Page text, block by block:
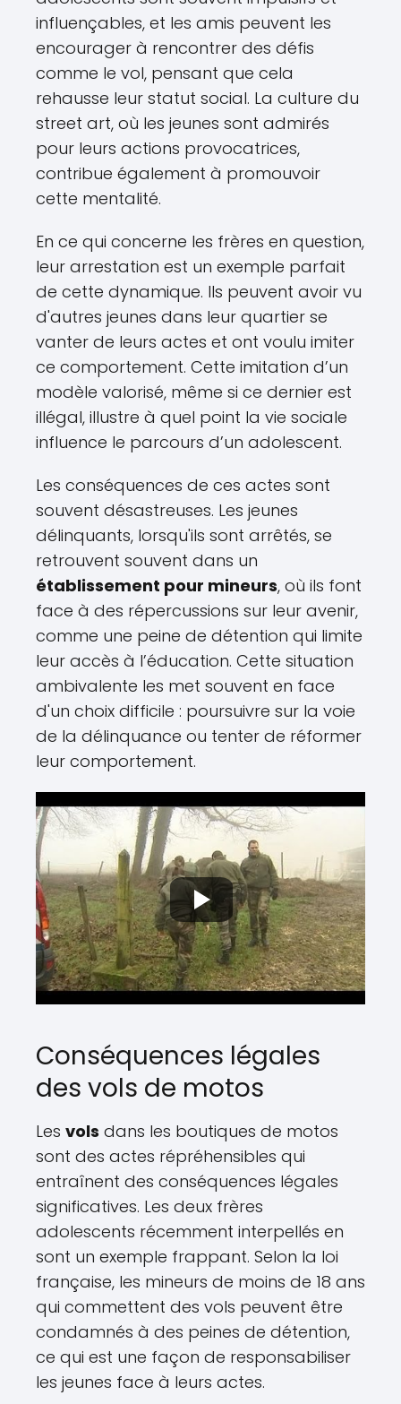
influençables, et les amis peuvent les
encourager à rencontrer des défis
comme le vol, pensant que cela
rehausse leur statut social. La culture du
street art, où les jeunes sont admirés
pour leurs actions provocatrices,
contribue également à promouvoir
cette mentalité.
En ce qui concerne les frères en question,
leur arrestation est un exemple parfait
de cette dynamique. Ils peuvent avoir vu
d'autres jeunes dans leur quartier se
vanter de leurs actes et ont voulu imiter
ce comportement. Cette imitation d’un
modèle valorisé, même si ce dernier est
illégal, illustre à quel point la vie sociale
influence le parcours d’un adolescent.
Les conséquences de ces actes sont
souvent désastreuses. Les jeunes
délinquants, lorsqu'ils sont arrêtés, se
retrouvent souvent dans un
établissement pour mineurs, où ils font
face à des répercussions sur leur avenir,
comme une peine de détention qui limite
leur accès à l’éducation. Cette situation
ambivalente les met souvent en face
d'un choix difficile : poursuivre sur la voie
de la délinquance ou tenter de réformer
leur comportement.
Conséquences légales
des vols de motos
Les vols dans les boutiques de motos
sont des actes répréhensibles qui
entraînent des conséquences légales
significatives. Les deux frères
adolescents récemment interpellés en
sont un exemple frappant. Selon la loi
française, les mineurs de moins de 18 ans
qui commettent des vols peuvent être
condamnés à des peines de détention,
ce qui est une façon de responsabiliser
les jeunes face à leurs actes.